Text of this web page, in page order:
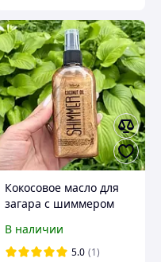
Кокосовое масло для
загара с шиммером
Shimmer, 100 мл
В наличии
5.0 (1)